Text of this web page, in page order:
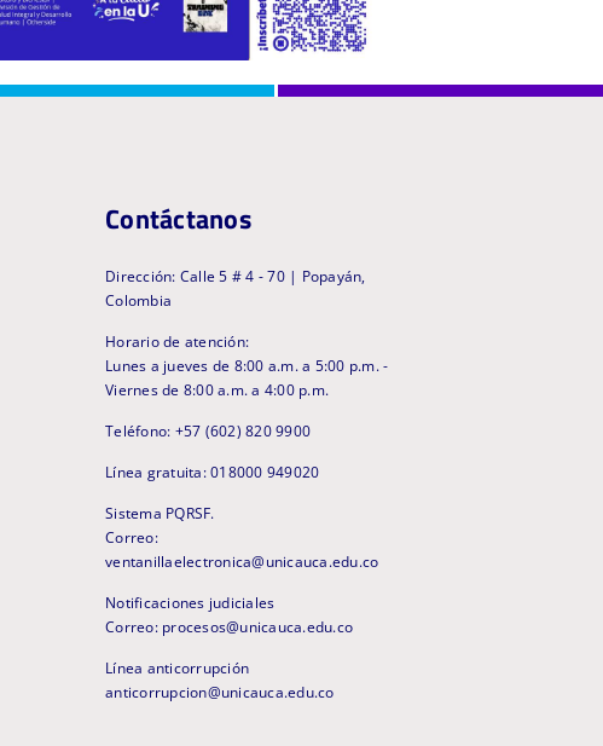
Contáctanos
Dirección: Calle 5 # 4 - 70 | Popayán,
Colombia
Horario de atención:
Lunes a jueves de 8:00 a.m. a 5:00 p.m. -
Viernes de 8:00 a.m. a 4:00 p.m.
Teléfono: +57 (602) 820 9900
Línea gratuita: 018000 949020
Sistema PQRSF.
Correo:
ventanillaelectronica@unicauca.edu.co
Notificaciones judiciales
Correo: procesos@unicauca.edu.co
Línea anticorrupción
anticorrupcion@unicauca.edu.co